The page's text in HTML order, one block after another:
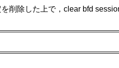
削除した上で，clear bfd